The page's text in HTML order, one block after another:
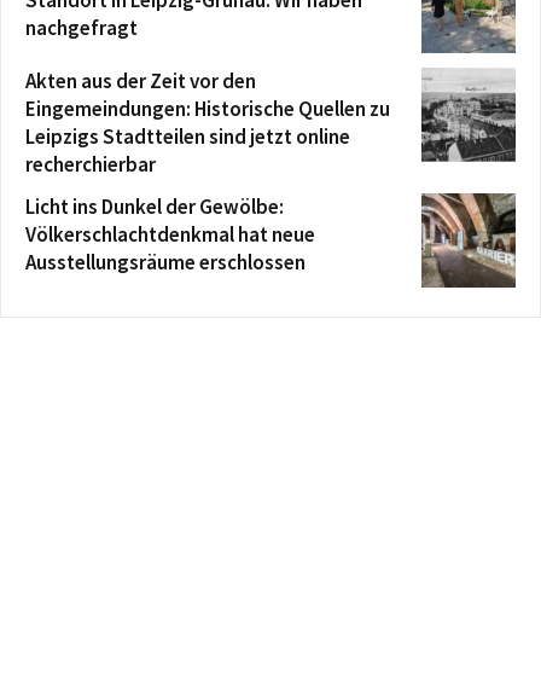
nachgefragt
Akten aus der Zeit vor den
Eingemeindungen: Historische Quellen zu
Leipzigs Stadtteilen sind jetzt online
recherchierbar
Licht ins Dunkel der Gewölbe:
Völkerschlachtdenkmal hat neue
Ausstellungsräume erschlossen